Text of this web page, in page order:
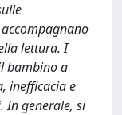
lettura. I
bambino a
inefficacia e
In generale, si